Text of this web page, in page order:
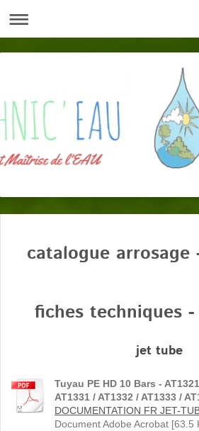
catalogue arrosage
fiches techniques
jet tube
Tuyau PE HD 10 Bars -
AT1331 / AT1332 / AT1333 /
DOCUMENTATION FR JET-
Document Adobe Acrobat [63.5